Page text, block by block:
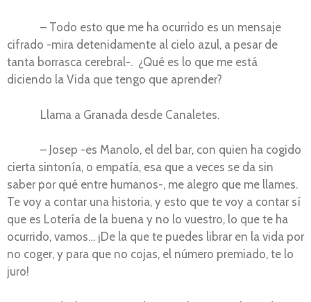
– Todo esto que me ha ocurrido es un mensaje
cifrado -mira detenidamente al cielo azul, a pesar de
tanta borrasca cerebral-. ¿Qué es lo que me está
diciendo la Vida que tengo que aprender?
Llama a Granada desde Canaletes.
– Josep -es Manolo, el del bar, con quien ha cogido
cierta sintonía, o empatía, esa que a veces se da sin
saber por qué entre humanos-, me alegro que me llames.
Te voy a contar una historia, y esto que te voy a contar sí
que es Lotería de la buena y no lo vuestro, lo que te ha
ocurrido, vamos… ¡De la que te puedes librar en la vida por
no coger, y para que no cojas, el número premiado, te lo
juro!